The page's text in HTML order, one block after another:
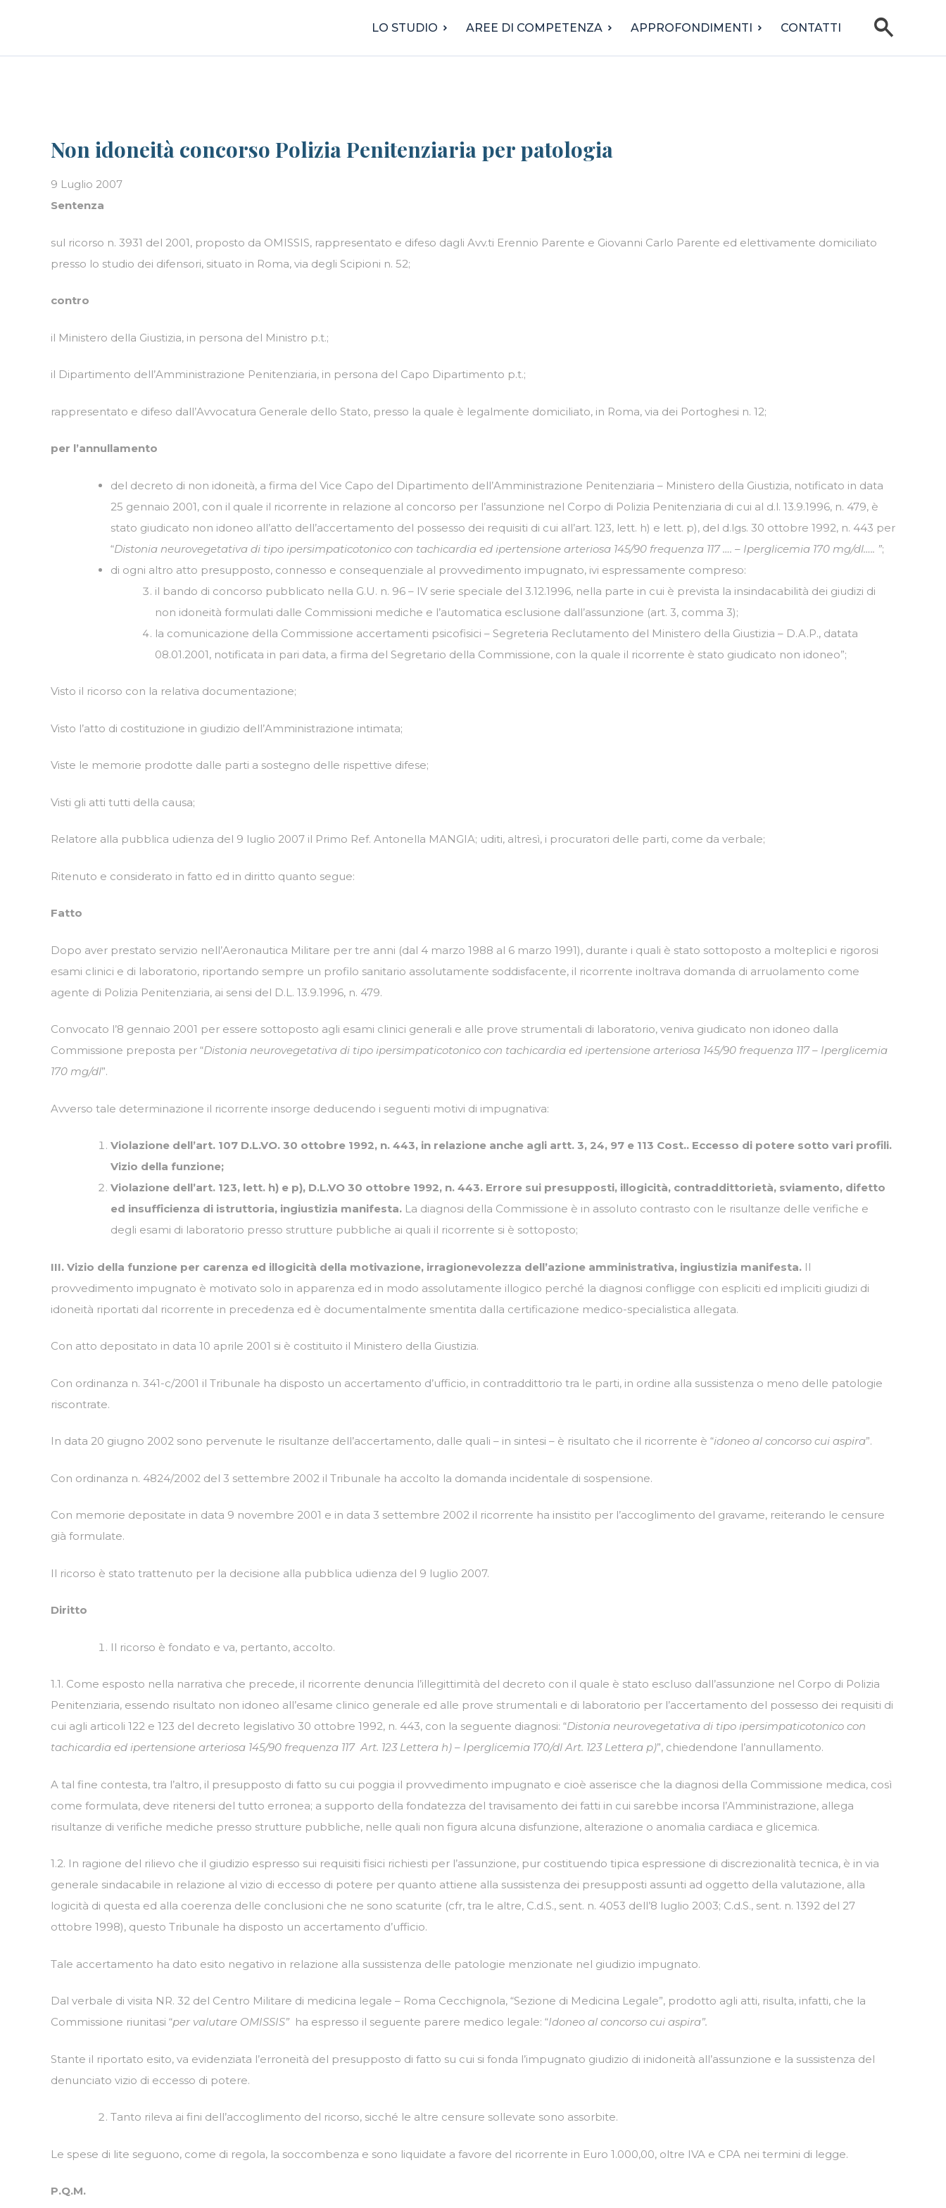
LO STUDIO AREE DI COMPETENZA APPROFONDIMENTI CONTATTI search
Non idoneità concorso Polizia Penitenziaria per patologia
9 Luglio 2007
Sentenza
sul ricorso n. 3931 del 2001, proposto da OMISSIS, rappresentato e difeso dagli Avv.ti Erennio Parente e Giovanni Carlo Parente ed elettivamente domiciliato
presso lo studio dei difensori, situato in Roma, via degli Scipioni n. 52;
contro
il Ministero della Giustizia, in persona del Ministro p.t.;
il Dipartimento dell’Amministrazione Penitenziaria, in persona del Capo Dipartimento p.t.;
rappresentato e difeso dall’Avvocatura Generale dello Stato, presso la quale è legalmente domiciliato, in Roma, via dei Portoghesi n. 12;
per l’annullamento
del decreto di non idoneità, a firma del Vice Capo del Dipartimento dell’Amministrazione Penitenziaria – Ministero della Giustizia, notificato in data
25 gennaio 2001, con il quale il ricorrente in relazione al concorso per l’assunzione nel Corpo di Polizia Penitenziaria di cui al d.l. 13.9.1996, n. 479, è
stato giudicato non idoneo all’atto dell’accertamento del possesso dei requisiti di cui all’art. 123, lett. h) e lett. p), del d.lgs. 30 ottobre 1992, n. 443 per
“Distonia neurovegetativa di tipo ipersimpaticotonico con tachicardia ed ipertensione arteriosa 145/90 frequenza 117 …. – Iperglicemia 170 mg/dl….. ”;
di ogni altro atto presupposto, connesso e consequenziale al provvedimento impugnato, ivi espressamente compreso:
il bando di concorso pubblicato nella G.U. n. 96 – IV serie speciale del 3.12.1996, nella parte in cui è prevista la insindacabilità dei giudizi di
non idoneità formulati dalle Commissioni mediche e l’automatica esclusione dall’assunzione (art. 3, comma 3);
la comunicazione della Commissione accertamenti psicofisici – Segreteria Reclutamento del Ministero della Giustizia – D.A.P., datata
08.01.2001, notificata in pari data, a firma del Segretario della Commissione, con la quale il ricorrente è stato giudicato non idoneo”;
Visto il ricorso con la relativa documentazione;
Visto l’atto di costituzione in giudizio dell’Amministrazione intimata;
Viste le memorie prodotte dalle parti a sostegno delle rispettive difese;
Visti gli atti tutti della causa;
Relatore alla pubblica udienza del 9 luglio 2007 il Primo Ref. Antonella MANGIA; uditi, altresì, i procuratori delle parti, come da verbale;
Ritenuto e considerato in fatto ed in diritto quanto segue:
Fatto
Dopo aver prestato servizio nell’Aeronautica Militare per tre anni (dal 4 marzo 1988 al 6 marzo 1991), durante i quali è stato sottoposto a molteplici e rigorosi
esami clinici e di laboratorio, riportando sempre un profilo sanitario assolutamente soddisfacente, il ricorrente inoltrava domanda di arruolamento come
agente di Polizia Penitenziaria, ai sensi del D.L. 13.9.1996, n. 479.
Convocato l’8 gennaio 2001 per essere sottoposto agli esami clinici generali e alle prove strumentali di laboratorio, veniva giudicato non idoneo dalla
Commissione preposta per “Distonia neurovegetativa di tipo ipersimpaticotonico con tachicardia ed ipertensione arteriosa 145/90 frequenza 117 – Iperglicemia
170 mg/dl”.
Avverso tale determinazione il ricorrente insorge deducendo i seguenti motivi di impugnativa:
Violazione dell’art. 107 D.L.VO. 30 ottobre 1992, n. 443, in relazione anche agli artt. 3, 24, 97 e 113 Cost.. Eccesso di potere sotto vari profili.
Vizio della funzione;
Violazione dell’art. 123, lett. h) e p), D.L.VO 30 ottobre 1992, n. 443. Errore sui presupposti, illogicità, contraddittorietà, sviamento, difetto
ed insufficienza di istruttoria, ingiustizia manifesta. La diagnosi della Commissione è in assoluto contrasto con le risultanze delle verifiche e
degli esami di laboratorio presso strutture pubbliche ai quali il ricorrente si è sottoposto;
III. Vizio della funzione per carenza ed illogicità della motivazione, irragionevolezza dell’azione amministrativa, ingiustizia manifesta. Il
provvedimento impugnato è motivato solo in apparenza ed in modo assolutamente illogico perché la diagnosi confligge con espliciti ed impliciti giudizi di
idoneità riportati dal ricorrente in precedenza ed è documentalmente smentita dalla certificazione medico-specialistica allegata.
Con atto depositato in data 10 aprile 2001 si è costituito il Ministero della Giustizia.
Con ordinanza n. 341-c/2001 il Tribunale ha disposto un accertamento d’ufficio, in contraddittorio tra le parti, in ordine alla sussistenza o meno delle patologie
riscontrate.
In data 20 giugno 2002 sono pervenute le risultanze dell’accertamento, dalle quali – in sintesi – è risultato che il ricorrente è “idoneo al concorso cui aspira”.
Con ordinanza n. 4824/2002 del 3 settembre 2002 il Tribunale ha accolto la domanda incidentale di sospensione.
Con memorie depositate in data 9 novembre 2001 e in data 3 settembre 2002 il ricorrente ha insistito per l’accoglimento del gravame, reiterando le censure
già formulate.
Il ricorso è stato trattenuto per la decisione alla pubblica udienza del 9 luglio 2007.
Diritto
Il ricorso è fondato e va, pertanto, accolto.
1.1. Come esposto nella narrativa che precede, il ricorrente denuncia l’illegittimità del decreto con il quale è stato escluso dall’assunzione nel Corpo di Polizia
Penitenziaria, essendo risultato non idoneo all’esame clinico generale ed alle prove strumentali e di laboratorio per l’accertamento del possesso dei requisiti di
cui agli articoli 122 e 123 del decreto legislativo 30 ottobre 1992, n. 443, con la seguente diagnosi: “Distonia neurovegetativa di tipo ipersimpaticotonico con
tachicardia ed ipertensione arteriosa 145/90 frequenza 117 Art. 123 Lettera h) – Iperglicemia 170/dl Art. 123 Lettera p)”, chiedendone l’annullamento.
A tal fine contesta, tra l’altro, il presupposto di fatto su cui poggia il provvedimento impugnato e cioè asserisce che la diagnosi della Commissione medica, così
come formulata, deve ritenersi del tutto erronea; a supporto della fondatezza del travisamento dei fatti in cui sarebbe incorsa l’Amministrazione, allega
risultanze di verifiche mediche presso strutture pubbliche, nelle quali non figura alcuna disfunzione, alterazione o anomalia cardiaca e glicemica.
1.2. In ragione del rilievo che il giudizio espresso sui requisiti fisici richiesti per l’assunzione, pur costituendo tipica espressione di discrezionalità tecnica, è in via
generale sindacabile in relazione al vizio di eccesso di potere per quanto attiene alla sussistenza dei presupposti assunti ad oggetto della valutazione, alla
logicità di questa ed alla coerenza delle conclusioni che ne sono scaturite (cfr, tra le altre, C.d.S., sent. n. 4053 dell’8 luglio 2003; C.d.S., sent. n. 1392 del 27
ottobre 1998), questo Tribunale ha disposto un accertamento d’ufficio.
Tale accertamento ha dato esito negativo in relazione alla sussistenza delle patologie menzionate nel giudizio impugnato.
Dal verbale di visita NR. 32 del Centro Militare di medicina legale – Roma Cecchignola, “Sezione di Medicina Legale”, prodotto agli atti, risulta, infatti, che la
Commissione riunitasi “per valutare OMISSIS” ha espresso il seguente parere medico legale: “Idoneo al concorso cui aspira”.
Stante il riportato esito, va evidenziata l’erroneità del presupposto di fatto su cui si fonda l’impugnato giudizio di inidoneità all’assunzione e la sussistenza del
denunciato vizio di eccesso di potere.
Tanto rileva ai fini dell’accoglimento del ricorso, sicché le altre censure sollevate sono assorbite.
Le spese di lite seguono, come di regola, la soccombenza e sono liquidate a favore del ricorrente in Euro 1.000,00, oltre IVA e CPA nei termini di legge.
P.Q.M.